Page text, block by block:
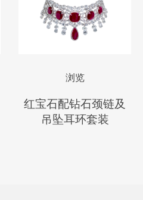
浏览
红宝石配钻石颈链及
吊坠耳环套装